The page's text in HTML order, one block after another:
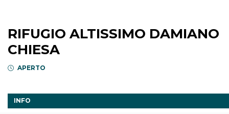
RIFUGIO ALTISSIMO DAMIANO
CHIESA
APERTO
INFO